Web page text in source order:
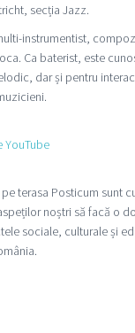
secția Jazz.
instrumentist,
Ca baterist, este
dar și pentru
YouTube
terasa Posticum sunt
noștri să facă o
sociale, culturale și